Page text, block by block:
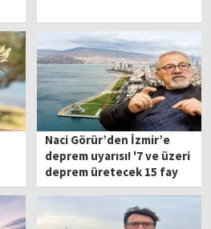
Naci Görür’den İzmir’e
deprem uyarısı! '7 ve üzeri
deprem üretecek 15 fay
var'